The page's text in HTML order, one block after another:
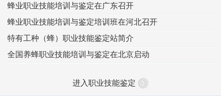
蜂业职业技能培训与鉴定在广东召开
蜂业职业技能培训与鉴定培训班在河北召开
特有工种（蜂）职业技能鉴定站简介
全国养蜂职业技能培训与鉴定在北京启动
进入职业技能鉴定